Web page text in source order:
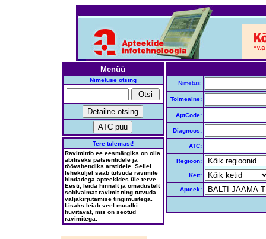
Menüü
Nimetuse otsing
Tere tulemast!
Raviminfo.ee eesmärgiks on olla
abiliseks patsientidele ja
töövahendiks arstidele. Sellel
leheküljel saab tutvuda ravimite
hindadega apteekides üle terve
Eesti, leida hinnalt ja omadustelt
sobivaimat ravimit ning tutvuda
väljakirjutamise tingimustega.
Lisaks leiab veel muudki
huvitavat, mis on seotud
ravimitega.
Nimetus:
Toimeaine:
AptCode:
Diagnoos:
ATC:
Regioon:
Kett:
Apteek: